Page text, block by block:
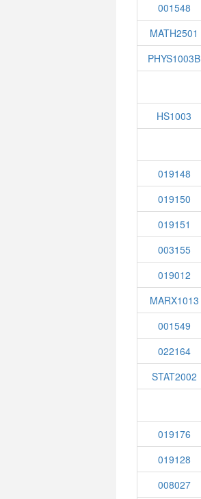
001548
MATH2501
PHYS1003B
HS1003
019148
019150
019151
003155
019012
MARX1013
001549
022164
STAT2002
019176
019128
008027